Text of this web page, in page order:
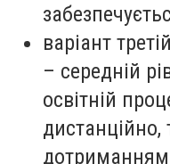
варіант
– середній
освітній
дистанційно,